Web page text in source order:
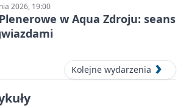
2026, 19:00
w Aqua Zdroju: seans
Kolejne wydarzenia